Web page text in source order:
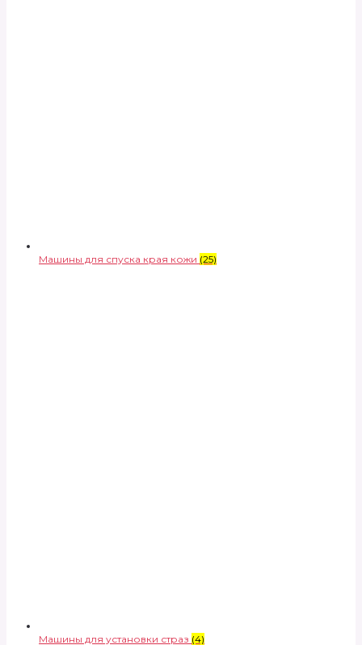
Машины для спуска края кожи (25)
Машины для установки страз (4)